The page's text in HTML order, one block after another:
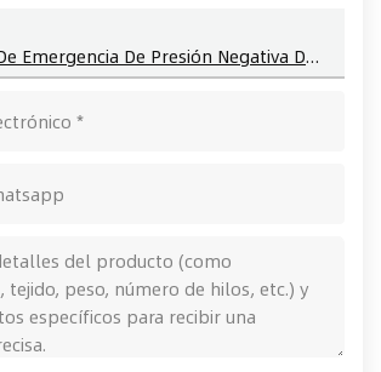
Ambulancia De Emergencia De Presión Negativa De UCI Para 5-8 Personas